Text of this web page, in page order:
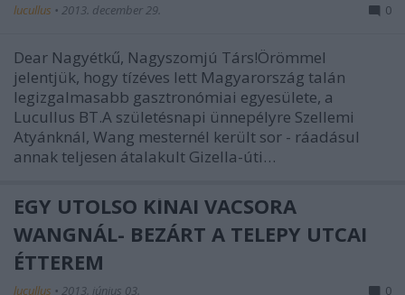
lucullus • 2013. december 29. 0
Dear Nagyétkű, Nagyszomjú Társ!Örömmel
jelentjük, hogy tízéves lett Magyarország talán
legizgalmasabb gasztronómiai egyesülete, a
Lucullus BT.A születésnapi ünnepélyre Szellemi
Atyánknál, Wang mesternél került sor - ráadásul
annak teljesen átalakult Gizella-úti…
EGY UTOLSÓ KÍNAI VACSORA
WANGNÁL- BEZÁRT A TELEPY UTCAI
ÉTTEREM
lucullus • 2013. június 03. 0